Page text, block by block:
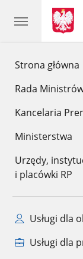
Strona główna
Rada
Kancelaria
Ministerstwa
Urzędy,
i placówki RP
Usługi dla
Usługi dla